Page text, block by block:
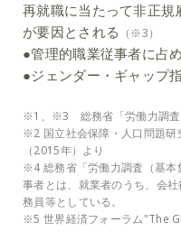
再就職に当たって非正
が要因とされる （※3）
●管理的職業従事者に占
●ジェンダー・ギャップ
※1、※3 総務省「労働力調査
※2 国立社会保障・人口問題研
（2015年）より
※4 総務省「労働力調査（基本
事者とは、就業者のうち、会
務員等としている。
※5 世界経済フォーラム"The